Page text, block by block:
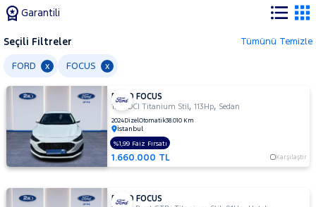
Garantili
Tüm
AUDI
BMC
BMW
BYD
Seçili Filtreler Tümünü Temizle
FORD x FOCUS x
FORD FOCUS
1.5 TDCI Titanium Stil,113Hp, Sedan
2024DizelOtomatik38.010 Km
İstanbul
1.660.000 TL Karşılaştır
%1,99 Faiz Fırsatı
FORD FOCUS